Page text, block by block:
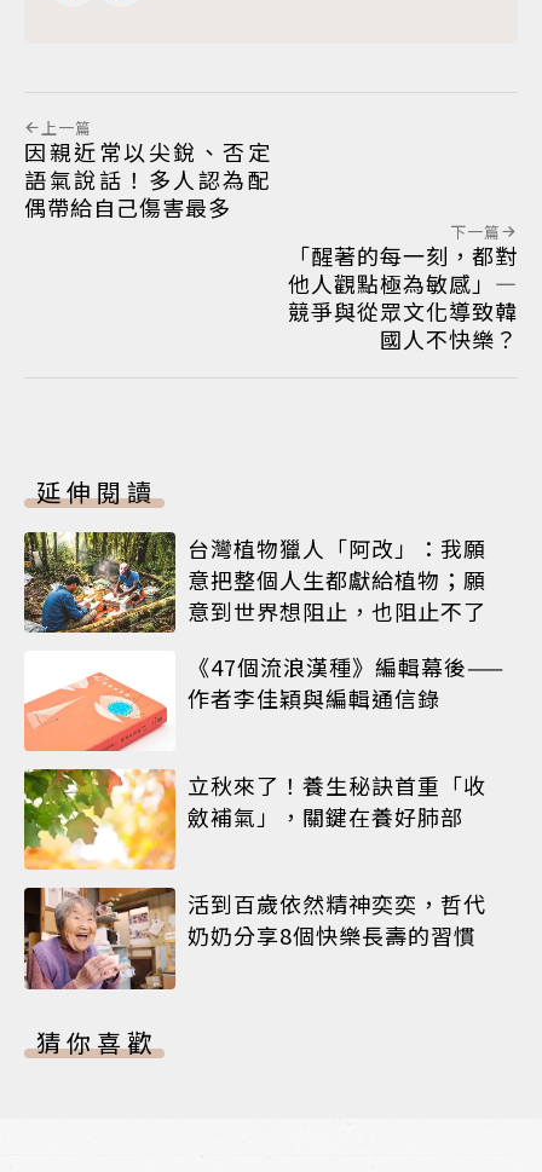
上一篇
因親近常以尖銳、否定
語氣說話！多人認為配
偶帶給自己傷害最多
下一篇
「醒著的每一刻，都對
他人觀點極為敏感」—
競爭與從眾文化導致韓
國人不快樂？
延伸閱讀
台灣植物獵人「阿改」：我願
意把整個人生都獻給植物；願
意到世界想阻止，也阻止不了
《47個流浪漢種》編輯幕後——
作者李佳穎與編輯通信錄
立秋來了！養生秘訣首重「收
斂補氣」，關鍵在養好肺部
活到百歲依然精神奕奕，哲代
奶奶分享8個快樂長壽的習慣
猜你喜歡